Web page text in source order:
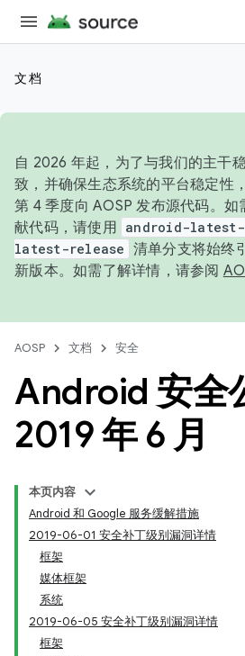
文档
自 2026 年起，为了与我们的主干
致，并确保生态系统的平台稳定性
第 4 季度向 AOSP 发布源代码。如
献代码，请使用 android-latest-
latest-release 清单分支将始终
新版本。如需了解详情，请参阅
AOSP 文档 安全
Android 安全
2019 年 6 月
本页内容
Android 和 Google 服务缓解措施
2019-06-01 安全补丁级别漏洞详情
框架
媒体框架
系统
2019-06-05 安全补丁级别漏洞详情
框架